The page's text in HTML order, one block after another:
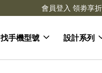
會員登入 領劵享
找手機型號 設計系列